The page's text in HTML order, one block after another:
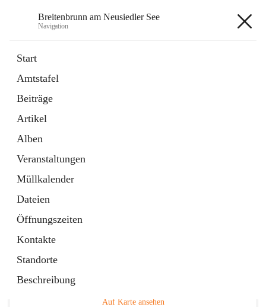
Breitenbrunn am Neusiedler See
Navigation
Start
Amtstafel
Beiträge
Artikel
Alben
Veranstaltungen
Müllkalender
Dateien
Öffnungszeiten
Kontakte
Standorte
Beschreibung
18 Schnellzugriffe
Gemeindeservice
Auf Karte ansehen